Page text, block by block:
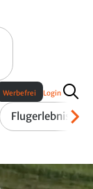
Flugerlebnis
Werbefrei Login